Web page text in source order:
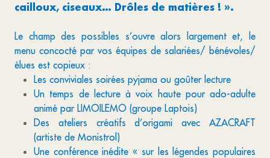
cailloux, ciseaux… Drôles de matières ! ».
Le champ des possibles s’ouvre alors largement et, le
menu concocté par vos équipes de salariées/ bénévoles/
élues est copieux :
Les conviviales soirées pyjama ou goûter lecture
Un temps de lecture à voix haute pour ado-adulte
animé par LIMOILEMO (groupe Laptois)
Des ateliers créatifs d’origami avec AZACRAFT
(artiste de Monistrol)
Une conférence inédite « sur les légendes populaires